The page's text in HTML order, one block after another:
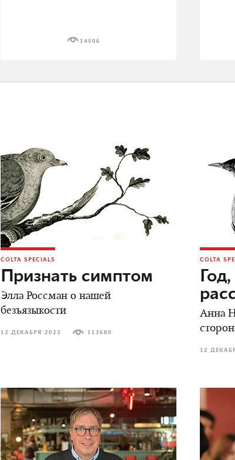
14506
COLTA SPECIALS
Признать симптом
Элла Россман о нашей
безъязыкости
12 ДЕКАБРЯ 2023 113680
COLTA
Анна
12